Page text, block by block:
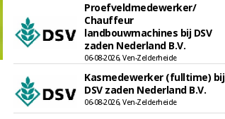
Proefveldmedewerker/
Chauffeur
landbouwmachines bij DSV
zaden Nederland B.V.
06-08-2026, Ven-Zelderheide
Kasmedewerker (fulltime) bij
DSV zaden Nederland B.V.
06-08-2026, Ven-Zelderheide